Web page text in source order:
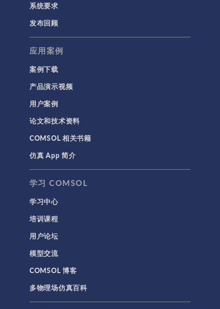
系统要求
发布回顾
应用案例
案例下载
产品演示视频
用户案例
论文和技术资料
COMSOL 相关书籍
仿真 App 简介
学习 COMSOL
学习中心
培训课程
用户论坛
模型交流
COMSOL 博客
多物理场仿真百科